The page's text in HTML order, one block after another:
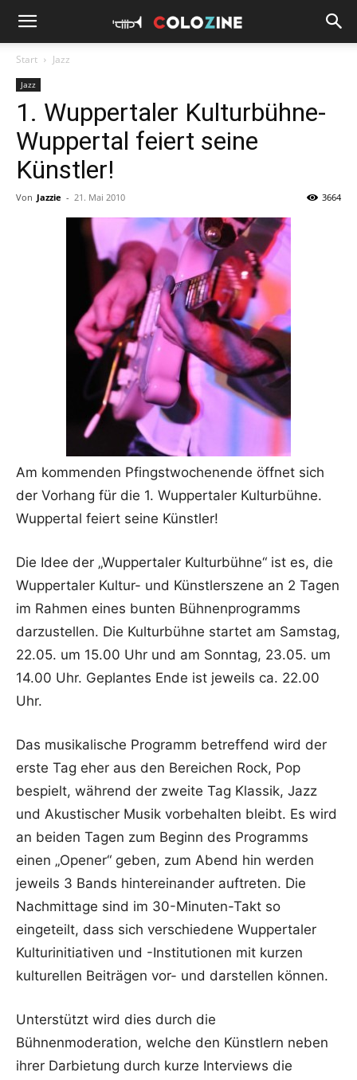
Start Jazz
Jazz
1. Wuppertaler Kulturbühne-
Wuppertal feiert seine
Künstler!
Von Jazzie - 21. Mai 2010 3664
Am kommenden Pfingstwochenende öffnet sich
der Vorhang für die 1. Wuppertaler Kulturbühne.
Wuppertal feiert seine Künstler!
Die Idee der „Wuppertaler Kulturbühne“ ist es, die
Wuppertaler Kultur- und Künstlerszene an 2 Tagen
im Rahmen eines bunten Bühnenprogramms
darzustellen. Die Kulturbühne startet am Samstag,
22.05. um 15.00 Uhr und am Sonntag, 23.05. um
14.00 Uhr. Geplantes Ende ist jeweils ca. 22.00
Uhr.
Das musikalische Programm betreffend wird der
erste Tag eher aus den Bereichen Rock, Pop
bespielt, während der zweite Tag Klassik, Jazz
und Akustischer Musik vorbehalten bleibt. Es wird
an beiden Tagen zum Beginn des Programms
einen „Opener“ geben, zum Abend hin werden
jeweils 3 Bands hintereinander auftreten. Die
Nachmittage sind im 30-Minuten-Takt so
eingeteilt, dass sich verschiedene Wuppertaler
Kulturinitiativen und -Institutionen mit kurzen
kulturellen Beiträgen vor- und darstellen können.
Unterstützt wird dies durch die
Bühnenmoderation, welche den Künstlern neben
ihrer Darbietung durch kurze Interviews die